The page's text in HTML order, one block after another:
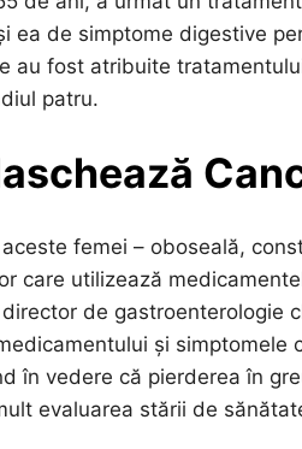
ea de simptome digestive
au fost atribuite
patru.
femei – oboseală,
care utilizează
de gastroenterologie
și simptomele
în vedere că pierderea în
evaluarea stării de